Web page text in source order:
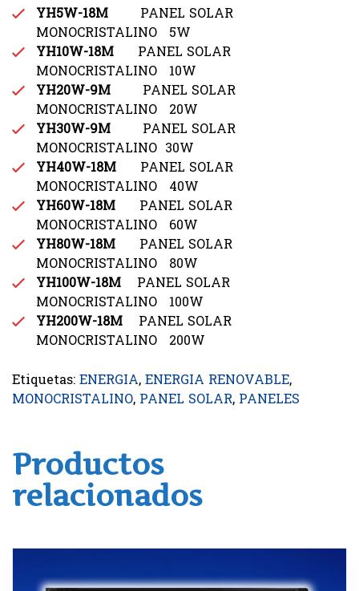
YH5W-18M PANEL SOLAR
MONOCRISTALINO 5W
YH10W-18M
PANEL SOLAR
MONOCRISTALINO 10W
YH20W-9M PANEL SOLAR
MONOCRISTALINO 20W
YH30W-9M PANEL SOLAR
MONOCRISTALINO 30W
YH40W-18M PANEL SOLAR
MONOCRISTALINO 40W
YH60W-18M PANEL SOLAR
MONOCRISTALINO 60W
YH80W-18M PANEL SOLAR
MONOCRISTALINO 80W
YH100W-18M PANEL SOLAR
MONOCRISTALINO 100W
YH200W-18M PANEL SOLAR
MONOCRISTALINO 200W
Etiquetas:ENERGIA,ENERGIA RENOVABLE,
MONOCRISTALINO, PANEL SOLAR, PANELES
Productos
relacionados